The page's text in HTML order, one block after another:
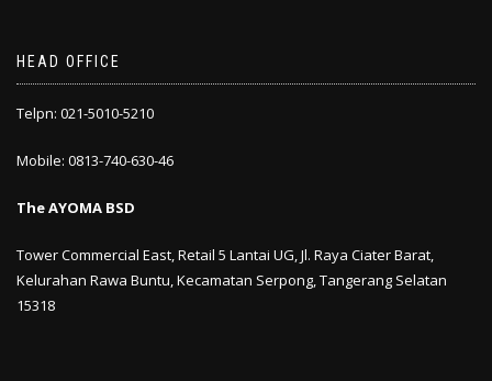
HEAD OFFICE
Telpn: 021-5010-5210
Mobile: 0813-740-630-46
The AYOMA BSD
Tower Commercial East, Retail 5 Lantai UG, Jl. Raya Ciater Barat,
Kelurahan Rawa Buntu, Kecamatan Serpong, Tangerang Selatan
15318